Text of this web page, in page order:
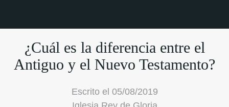
¿Cuál es la diferencia entre el
Antiguo y el Nuevo Testamento?
Escrito el 05/08/2019